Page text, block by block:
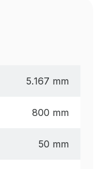
5.167 mm
800 mm
50 mm